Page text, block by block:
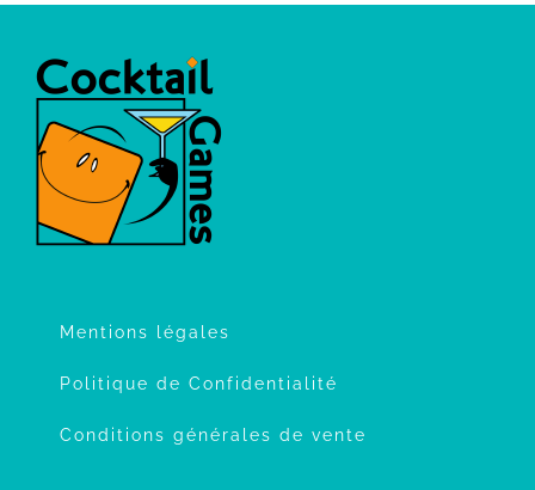
Mentions légales
Politique de Confidentialité
Conditions générales de vente